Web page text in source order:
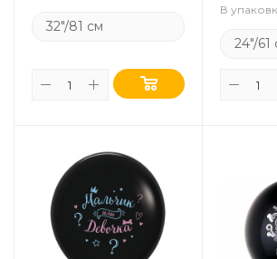
32"/81 см
В
24"/61